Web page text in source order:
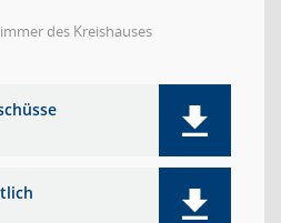
des Kreishauses